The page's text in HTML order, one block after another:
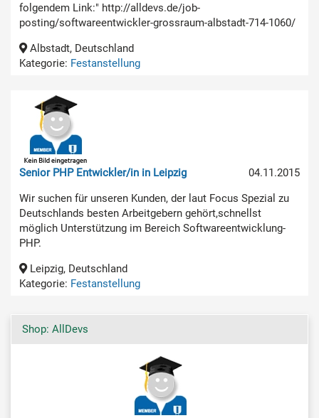
folgendem Link:" http://alldevs.de/job-
posting/softwareentwickler-grossraum-albstadt-714-1060/
Albstadt, Deutschland
Kategorie: Festanstellung
04.11.2015
Senior PHP Entwickler/in in Leipzig
Wir suchen für unseren Kunden, der laut Focus Spezial zu
Deutschlands besten Arbeitgebern gehört,schnellst
möglich Unterstützung im Bereich Softwareentwicklung-
PHP.
Leipzig, Deutschland
Kategorie: Festanstellung
Shop: AllDevs